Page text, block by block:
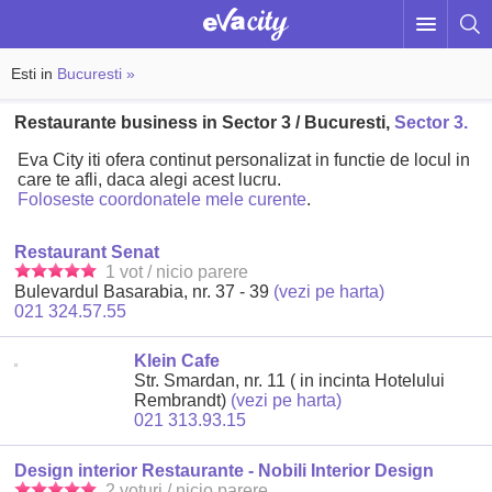
Esti in Bucuresti »
Restaurante business in Sector 3 / Bucuresti,Sector 3.
Eva City iti ofera continut personalizat in functie de locul in
care te afli, daca alegi acest lucru.
Foloseste coordonatele mele curente.
Restaurant Senat
1 vot / nicio parere
Bulevardul Basarabia, nr. 37 - 39 (vezi pe harta)
021 324.57.55
Klein Cafe
Str. Smardan, nr. 11 ( in incinta Hotelului
Rembrandt) (vezi pe harta)
021 313.93.15
Design interior Restaurante - Nobili Interior Design